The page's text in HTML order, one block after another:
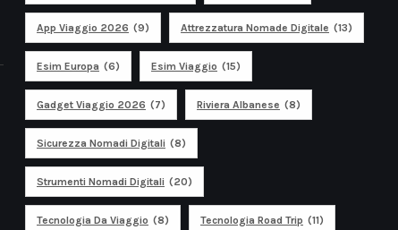
App Viaggio 2026 (9) Attrezzatura Nomade Digitale (13)
Esim Europa (6) Esim Viaggio (15)
Gadget Viaggio 2026 (7) Riviera Albanese (8)
Sicurezza Nomadi Digitali (8)
Strumenti Nomadi Digitali (20)
Tecnologia Da Viaggio (8) Tecnologia Road Trip (11)